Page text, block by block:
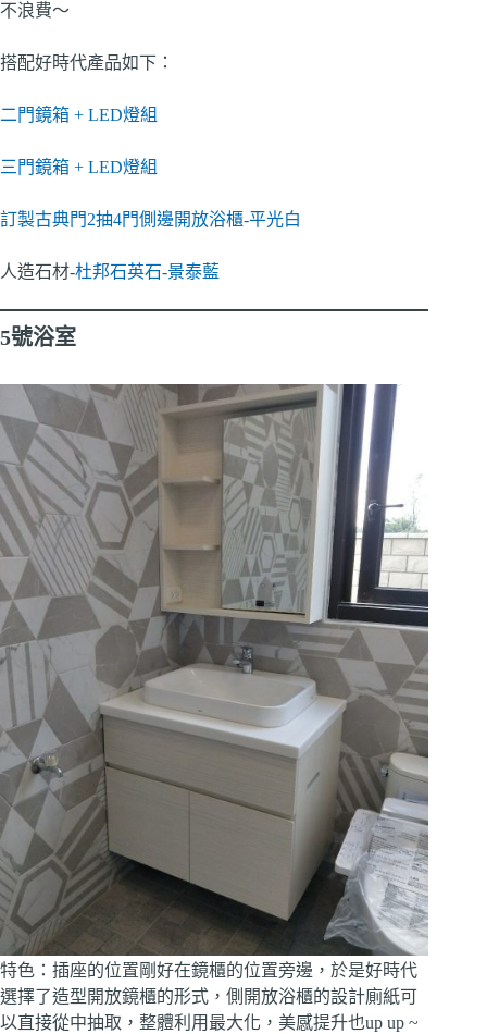
不浪費～
搭配好時代產品如下：
二門鏡箱 + LED燈組
三門鏡箱 + LED燈組
訂製古典門2抽4門側邊開放浴櫃-平光白
人造石材-杜邦石英石-景泰藍
5號浴室
特色：插座的位置剛好在鏡櫃的位置旁邊，於是好時代
選擇了造型開放鏡櫃的形式，側開放浴櫃的設計廁紙可
以直接從中抽取，整體利用最大化，美感提升也up up ~